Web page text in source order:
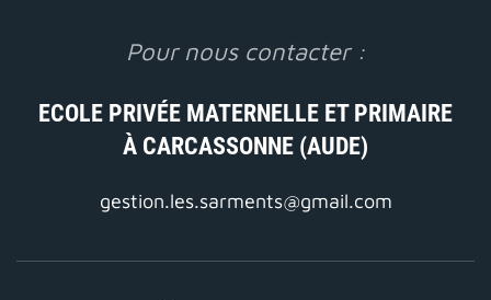
Pour nous contacter :
ECOLE PRIVÉE MATERNELLE ET PRIMAIRE
À CARCASSONNE (AUDE)
gestion.les.sarments@gmail.com